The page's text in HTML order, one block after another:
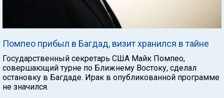
Помпео прибыл в Багдад, визит хранился в тайне
Государственный секретарь США Майк Помпео,
совершающий турне по Ближнему Востоку, сделал
остановку в Багдаде. Ирак в опубликованной программе
не значился.